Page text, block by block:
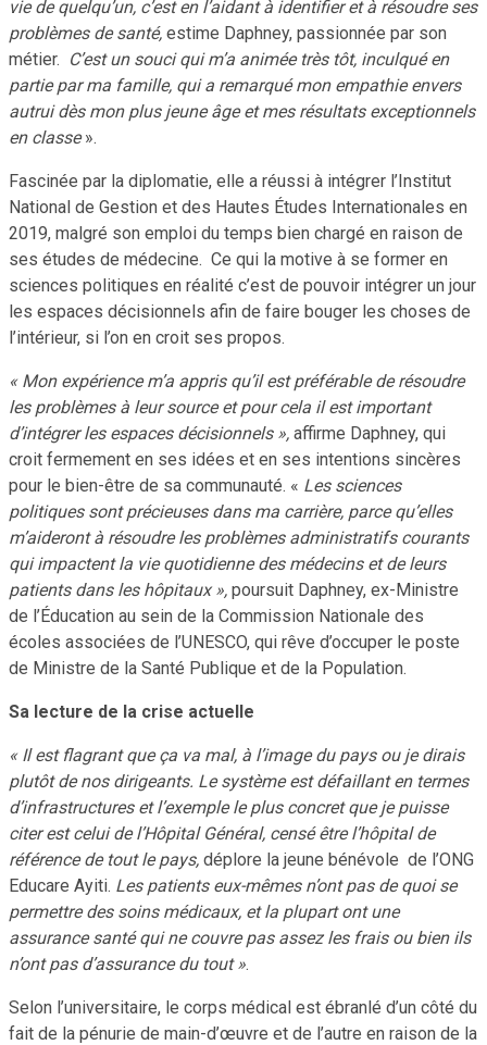
vie de quelqu’un, c’est en l’aidant à identifier et à résoudre ses
problèmes de santé, estime Daphney, passionnée par son
métier. C’est un souci qui m’a animée très tôt, inculqué en
partie par ma famille, qui a remarqué mon empathie envers
autrui dès mon plus jeune âge et mes résultats exceptionnels
en classe».
Fascinée par la diplomatie, elle a réussi à intégrer l’Institut
National de Gestion et des Hautes Études Internationales en
2019, malgré son emploi du temps bien chargé en raison de
ses études de médecine. Ce qui la motive à se former en
sciences politiques en réalité c’est de pouvoir intégrer un jour
les espaces décisionnels afin de faire bouger les choses de
l’intérieur, si l’on en croit ses propos.
« Mon expérience m’a appris qu’il est préférable de résoudre
les problèmes à leur source et pour cela il est important
d’intégrer les espaces décisionnels », affirme Daphney, qui
croit fermement en ses idées et en ses intentions sincères
pour le bien-être de sa communauté. « Les sciences
politiques sont précieuses dans ma carrière, parce qu’elles
m’aideront à résoudre les problèmes administratifs courants
qui impactent la vie quotidienne des médecins et de leurs
patients dans les hôpitaux », poursuit Daphney, ex-Ministre
de l’Éducation au sein de la Commission Nationale des
écoles associées de l’UNESCO, qui rêve d’occuper le poste
de Ministre de la Santé Publique et de la Population.
Sa lecture de la crise actuelle
« Il est flagrant que ça va mal, à l’image du pays ou je dirais
plutôt de nos dirigeants. Le système est défaillant en termes
d’infrastructures et l’exemple le plus concret que je puisse
citer est celui de l’Hôpital Général, censé être l’hôpital de
référence de tout le pays, déplore la jeune bénévole de l’ONG
Educare Ayiti. Les patients eux-mêmes n’ont pas de quoi se
permettre des soins médicaux, et la plupart ont une
assurance santé qui ne couvre pas assez les frais ou bien ils
n’ont pas d’assurance du tout ».
Selon l’universitaire, le corps médical est ébranlé d’un côté du
fait de la pénurie de main-d’œuvre et de l’autre en raison de la